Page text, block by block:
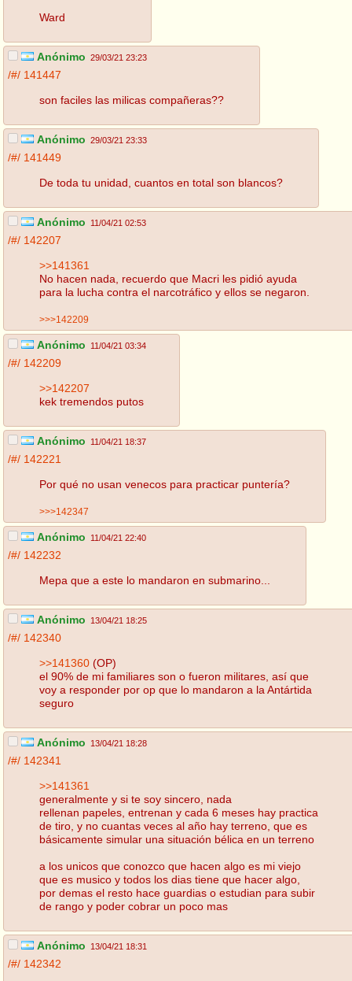
Ward
Anónimo 29/03/21 23:23
/#/ 141447
son faciles las milicas compañeras??
Anónimo 29/03/21 23:33
/#/ 141449
De toda tu unidad, cuantos en total son blancos?
Anónimo 11/04/21 02:53
/#/ 142207
>>141361
No hacen nada, recuerdo que Macri les pidió ayuda
para la lucha contra el narcotráfico y ellos se negaron.
>>>142209
Anónimo 11/04/21 03:34
/#/ 142209
>>142207
kek tremendos putos
Anónimo 11/04/21 18:37
/#/ 142221
Por qué no usan venecos para practicar puntería?
>>>142347
Anónimo 11/04/21 22:40
/#/ 142232
Mepa que a este lo mandaron en submarino...
Anónimo 13/04/21 18:25
/#/ 142340
>>141360 (OP)
el 90% de mi familiares son o fueron militares, así que
voy a responder por op que lo mandaron a la Antártida
seguro
Anónimo 13/04/21 18:28
/#/ 142341
>>141361
generalmente y si te soy sincero, nada
rellenan papeles, entrenan y cada 6 meses hay practica
de tiro, y no cuantas veces al año hay terreno, que es
básicamente simular una situación bélica en un terreno
a los unicos que conozco que hacen algo es mi viejo
que es musico y todos los dias tiene que hacer algo,
por demas el resto hace guardias o estudian para subir
de rango y poder cobrar un poco mas
Anónimo 13/04/21 18:31
/#/ 142342